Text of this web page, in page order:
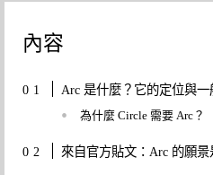
內容
Arc 是什麼？它的定位與一
為什麼 Circle 需要 Arc？
來自官方貼文：Arc 的願景